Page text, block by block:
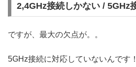
2,4GHz接続しかない / 5GHz
ですが、最大の欠点が。。
5GHz接続に対応していないんです！